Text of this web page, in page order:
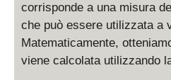
corrisponde a una misura
che può essere utilizzata a
Matematicamente,
viene calcolata utilizzando